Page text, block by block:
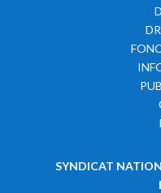
SYNDICAT